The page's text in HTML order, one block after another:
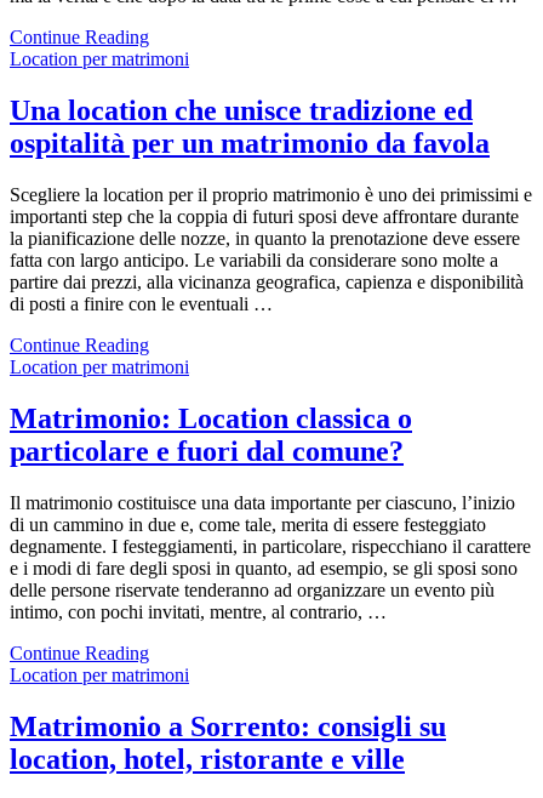
Continue Reading
Location per matrimoni
Una location che unisce tradizione ed
ospitalità per un matrimonio da favola
Scegliere la location per il proprio matrimonio è uno dei primissimi e
importanti step che la coppia di futuri sposi deve affrontare durante
la pianificazione delle nozze, in quanto la prenotazione deve essere
fatta con largo anticipo. Le variabili da considerare sono molte a
partire dai prezzi, alla vicinanza geografica, capienza e disponibilità
di posti a finire con le eventuali …
Continue Reading
Location per matrimoni
Matrimonio: Location classica o
particolare e fuori dal comune?
Il matrimonio costituisce una data importante per ciascuno, l’inizio
di un cammino in due e, come tale, merita di essere festeggiato
degnamente. I festeggiamenti, in particolare, rispecchiano il carattere
e i modi di fare degli sposi in quanto, ad esempio, se gli sposi sono
delle persone riservate tenderanno ad organizzare un evento più
intimo, con pochi invitati, mentre, al contrario, …
Continue Reading
Location per matrimoni
Matrimonio a Sorrento: consigli su
location, hotel, ristorante e ville